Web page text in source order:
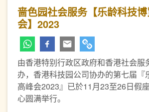
啬色园社会服务【乐龄科技
会】2023
由香港特别行政区政府和香港社会服
办，香港科技园公司协办的第七届『
高峰会2023』已於11月23至26日假
心圆满举行。